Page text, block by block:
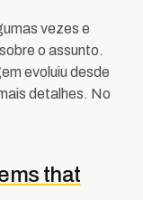
vezes e
o assunto.
evoluiu desde
detalhes. No
that